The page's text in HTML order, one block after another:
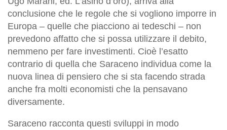
conclusione che le regole che si vogliono imporre in
Europa – quelle che piacciono ai tedeschi – non
prevedono affatto che si possa utilizzare il debito,
nemmeno per fare investimenti. Cioè l’esatto
contrario di quella che Saraceno individua come la
nuova linea di pensiero che si sta facendo strada
anche fra molti economisti che la pensavano
diversamente.
Saraceno racconta questi sviluppi in modo